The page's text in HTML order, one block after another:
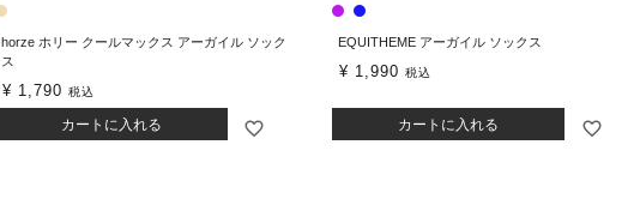
horze ホリー クールマックス アーガイル ソック
ス
¥ 1,790 税込
カートに入れる
EQUITHEME アーガイル ソックス
¥ 1,990 税込
カートに入れる